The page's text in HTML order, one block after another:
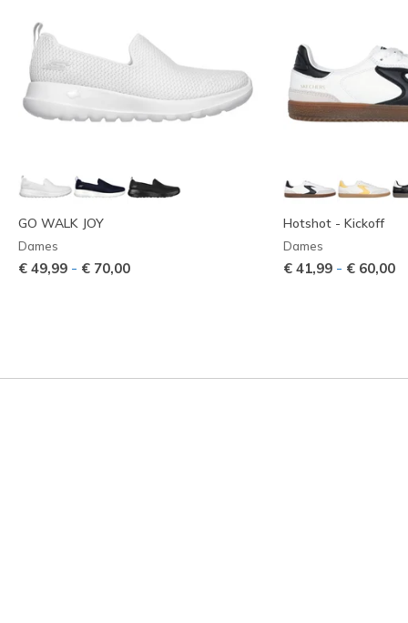
GO WALK JOY
Dames
€ 49,99 - € 70,00
Hotshot - Kickoff
Dames
€ 41,99 - € 60,00